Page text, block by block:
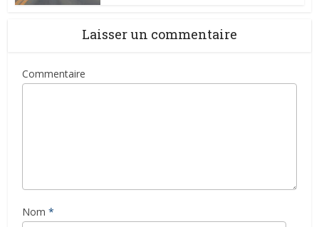
Laisser un commentaire
Commentaire
Nom *